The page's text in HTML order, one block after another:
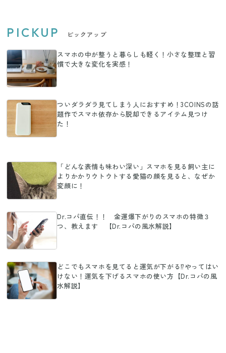
PICKUP ピックアップ
スマホの中が整うと暮らしも軽く！小さな整理と習
慣で大きな変化を実感！
ついダラダラ見てしまう人におすすめ！3COINSの話
題作でスマホ依存から脱却できるアイテム見つけ
た！
「どんな表情も味わい深い」スマホを見る飼い主に
よりかかりウトウトする愛猫の顔を見ると、なぜか
変顔に！
Dr.コパ直伝！！ 金運爆下がりのスマホの特徴３
つ、教えます 【Dr.コパの風水解説】
どこでもスマホを見てると運気が下がる⁉やってはい
けない！運気を下げるスマホの使い方【Dr.コパの風
水解説】